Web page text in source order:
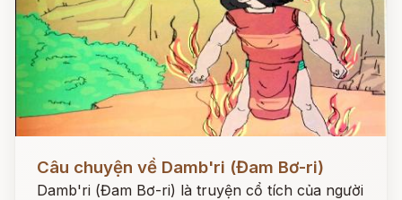
Câu chuyện về Damb'ri (Đam Bơ-ri)
Damb'ri (Đam Bơ-ri) là truyện cổ tích của người